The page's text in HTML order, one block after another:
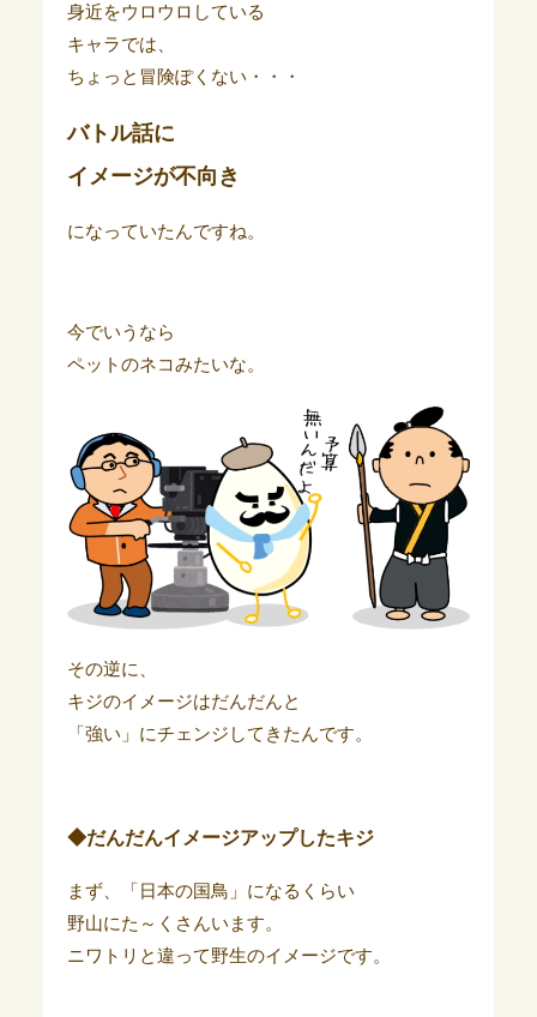
身近をウロウロしている
キャラでは、
ちょっと冒険ぽくない・・・
バトル話に
イメージが不向き
になっていたんですね。
今でいうなら
ペットのネコみたいな。
その逆に、
キジのイメージはだんだんと
「強い」にチェンジしてきたんです。
◆だんだんイメージアップしたキジ
まず、「日本の国鳥」になるくらい
野山にた～くさんいます。
ニワトリと違って野生のイメージです。